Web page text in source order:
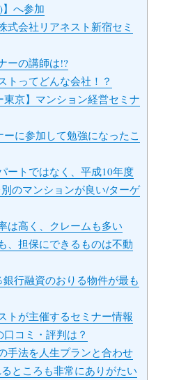
へ参加
式会社リアネスト新宿セミ
ーの講師は!?
トってどんな会社！？
東京】マンション経営セミナ
に参加して勉強になったこ
ートではなく、平成10年度
のマンションが良い/ターゲ
は高く、クレームも多い
、担保にできるものは不動
行融資のおりる物件が最も
トが主催するセミナー情報
コミ・評判は？
手法を人生プランと合わせ
ところも非常にありがたい